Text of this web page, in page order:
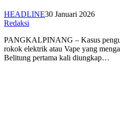
HEADLINE30 Januari 2026
Redaksi
PANGKALPINANG – Kasus
rokok elektrik atau Vape yang
Belitung pertama kali diungkap…